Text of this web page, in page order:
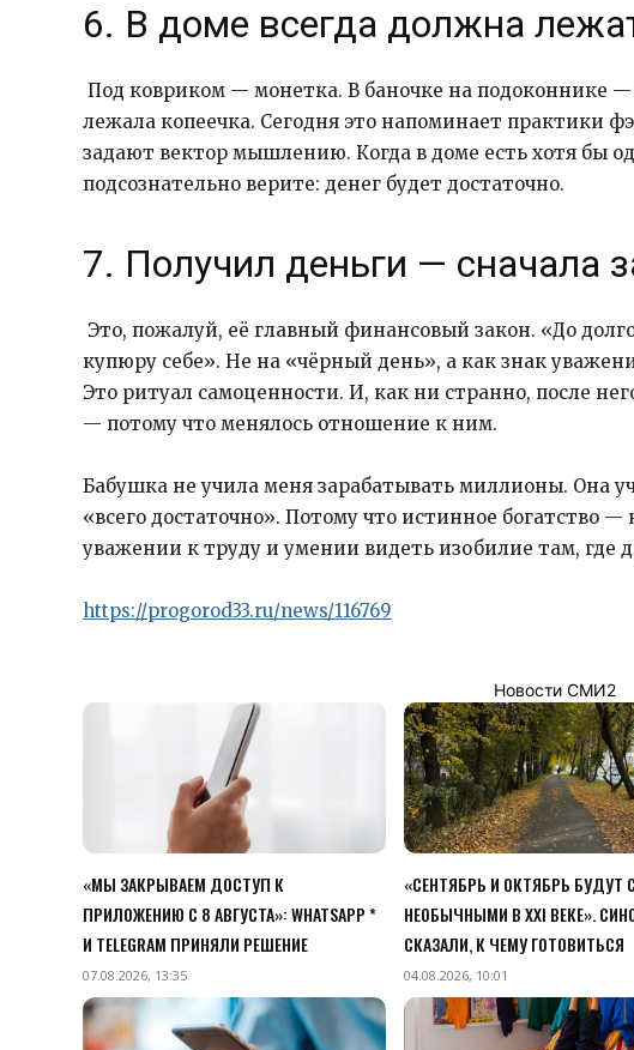
6. В доме всегда должна
Под ковриком — монетка. В баночке на подоконнике —
лежала копеечка. Сегодня это напоминает практики
задают вектор мышлению. Когда в доме есть хотя бы
подсознательно верите: денег будет достаточно.
7. Получил деньги — сначала
Это, пожалуй, её главный финансовый закон. «До
купюру себе». Не на «чёрный день», а как знак
Это ритуал самоценности. И, как ни странно, после
— потому что менялось отношение к ним.
Бабушка не учила меня зарабатывать миллионы. Она
«всего достаточно». Потому что истинное богатство
уважении к труду и умении видеть изобилие там, где
https://progorod33.ru/news/116769
Новости СМИ2
«МЫ ЗАКРЫВАЕМ ДОСТУП К
ПРИЛОЖЕНИЮ C 8 АВГУСТА»: WHATSAPP *
И TELEGRAM ПРИНЯЛИ РЕШЕНИЕ
07.08.2026, 13:35
«СЕНТЯБРЬ И ОКТЯБРЬ БУДУТ
НЕОБЫЧНЫМИ В XXI ВЕКЕ».
СКАЗАЛИ, К ЧЕМУ ГОТОВИТЬСЯ
04.08.2026, 10:01